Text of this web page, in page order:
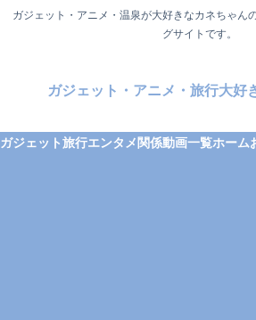
ガジェット・アニメ・温泉が大好きなカネちゃん
グサイトです。
ガジェット・アニメ・旅行大好
ガジェット旅行エンタメ関係動画一覧ホーム